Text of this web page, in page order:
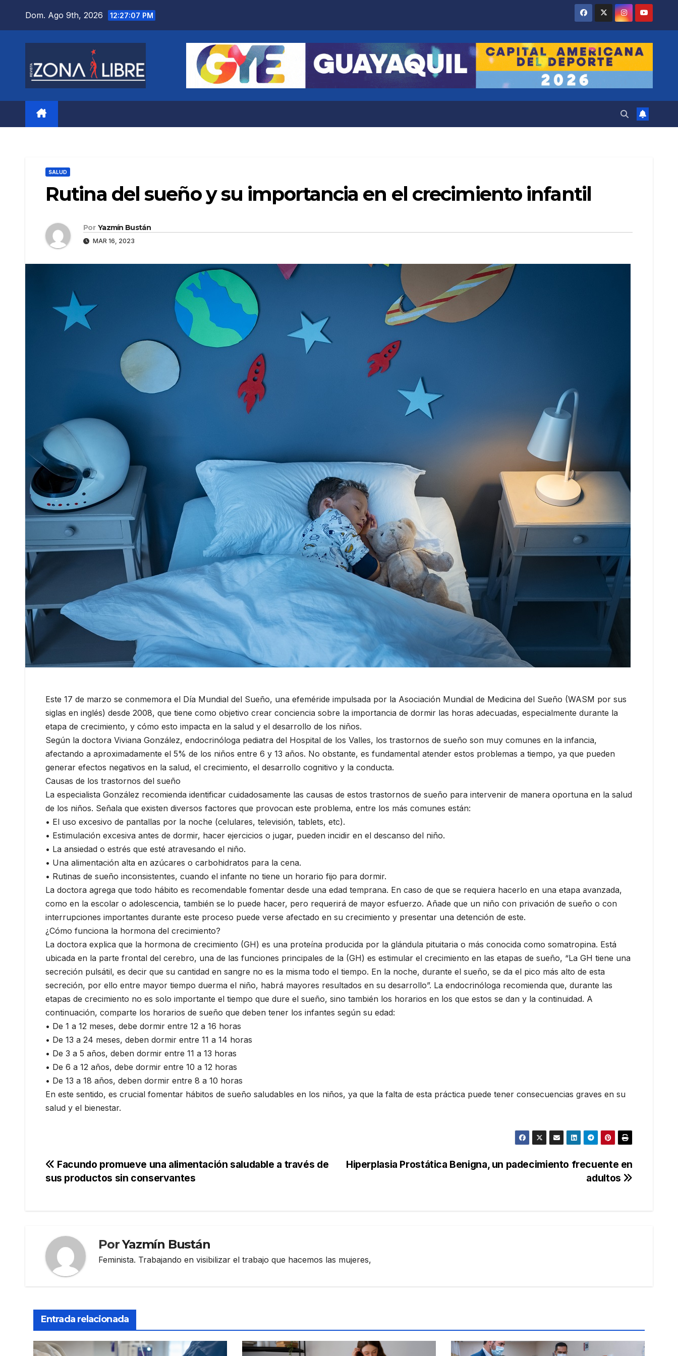
Dom. Ago 9th, 2026 12:27:09 PM
SALUD
Rutina del sueño y su importancia en el crecimiento infantil
Por Yazmín Bustán
MAR 16, 2023
Este 17 de marzo se conmemora el Día Mundial del Sueño, una efeméride impulsada por la Asociación Mundial de Medicina del Sueño (WASM por sus
siglas en inglés) desde 2008, que tiene como objetivo crear conciencia sobre la importancia de dormir las horas adecuadas, especialmente durante la
etapa de crecimiento, y cómo esto impacta en la salud y el desarrollo de los niños.
Según la doctora Viviana González, endocrinóloga pediatra del Hospital de los Valles, los trastornos de sueño son muy comunes en la infancia,
afectando a aproximadamente el 5% de los niños entre 6 y 13 años. No obstante, es fundamental atender estos problemas a tiempo, ya que pueden
generar efectos negativos en la salud, el crecimiento, el desarrollo cognitivo y la conducta.
Causas de los trastornos del sueño
La especialista González recomienda identificar cuidadosamente las causas de estos trastornos de sueño para intervenir de manera oportuna en la salud
de los niños. Señala que existen diversos factores que provocan este problema, entre los más comunes están:
• El uso excesivo de pantallas por la noche (celulares, televisión, tablets, etc).
• Estimulación excesiva antes de dormir, hacer ejercicios o jugar, pueden incidir en el descanso del niño.
• La ansiedad o estrés que esté atravesando el niño.
• Una alimentación alta en azúcares o carbohidratos para la cena.
• Rutinas de sueño inconsistentes, cuando el infante no tiene un horario fijo para dormir.
La doctora agrega que todo hábito es recomendable fomentar desde una edad temprana. En caso de que se requiera hacerlo en una etapa avanzada,
como en la escolar o adolescencia, también se lo puede hacer, pero requerirá de mayor esfuerzo. Añade que un niño con privación de sueño o con
interrupciones importantes durante este proceso puede verse afectado en su crecimiento y presentar una detención de este.
¿Cómo funciona la hormona del crecimiento?
La doctora explica que la hormona de crecimiento (GH) es una proteína producida por la glándula pituitaria o más conocida como somatropina. Está
ubicada en la parte frontal del cerebro, una de las funciones principales de la (GH) es estimular el crecimiento en las etapas de sueño, “La GH tiene una
secreción pulsátil, es decir que su cantidad en sangre no es la misma todo el tiempo. En la noche, durante el sueño, se da el pico más alto de esta
secreción, por ello entre mayor tiempo duerma el niño, habrá mayores resultados en su desarrollo”. La endocrinóloga recomienda que, durante las
etapas de crecimiento no es solo importante el tiempo que dure el sueño, sino también los horarios en los que estos se dan y la continuidad. A
continuación, comparte los horarios de sueño que deben tener los infantes según su edad:
• De 1 a 12 meses, debe dormir entre 12 a 16 horas
• De 13 a 24 meses, deben dormir entre 11 a 14 horas
• De 3 a 5 años, deben dormir entre 11 a 13 horas
• De 6 a 12 años, debe dormir entre 10 a 12 horas
• De 13 a 18 años, deben dormir entre 8 a 10 horas
En este sentido, es crucial fomentar hábitos de sueño saludables en los niños, ya que la falta de esta práctica puede tener consecuencias graves en su
salud y el bienestar.
Navegación
Hiperplasia Prostática Benigna, un padecimiento frecuente en
adultos
Facundo promueve una alimentación saludable a través de
sus productos sin conservantes
PorYazmín Bustán
Feminista. Trabajando en visibilizar el trabajo que hacemos las mujeres,
Entrada relacionada